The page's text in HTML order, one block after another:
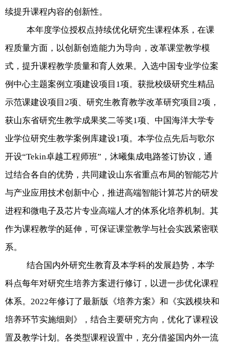
续提升课程内容的创新性。
本年度学位授权点持续优化研究生课程体系，在课
程质量方面，以创新创造能力为导向，改革课堂教学模
式，提升课程教学质量和育人效果。入选中国专业学位案
例中心主题案例立项建设项目 1项。获批校级研究生精品
示范课建设项目 2项、研究生教育教学改革研究项目 2项，
获山东省研究生教学成果奖二等奖1项、中国海洋大学专
业学位研究生教学案例库建设1项。本学位点先后与歌尔
开设“Tekin卓越工程师班”，沐曦集成电路签订协议，通
过结合各自的优势，共同建设山东省重点布局的智能芯片
与产业应用技术创新中心，推进高端智能计算芯片的研发
进程和微电子及芯片专业高端人才的体系化培养机制。其
作为课程教学的延伸，可保证课堂教学与社会实践紧密联
系。
结合国内外研究生教育及本学科的发展趋势，本学
科点每年对研究生培养方案进行修订，以进一步优化课程
体系。 2022年修订了最新版《培养方案》和《实践模块和
培养环节实施细则》，结合主要研究方向，优化了课程设
置及教学计划。各类型课程设置中，充分借鉴国内外一流